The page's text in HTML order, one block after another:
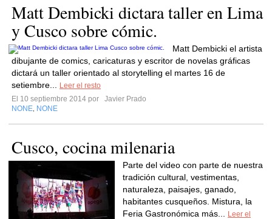
Matt Dembicki dictara taller en Lima
y Cusco sobre cómic.
Matt Dembicki el artista
dibujante de comics, caricaturas y escritor de novelas gráficas
dictará un taller orientado al storytelling el martes 16 de
setiembre...
Leer el resto
El 10 septiembre 2014 por
Javier Prado
NONE NONE
Cusco, cocina milenaria
Parte del video con parte de nuestra
tradición cultural, vestimentas,
naturaleza, paisajes, ganado,
habitantes cusqueños. Mistura, la
Feria Gastronómica más...
Leer el